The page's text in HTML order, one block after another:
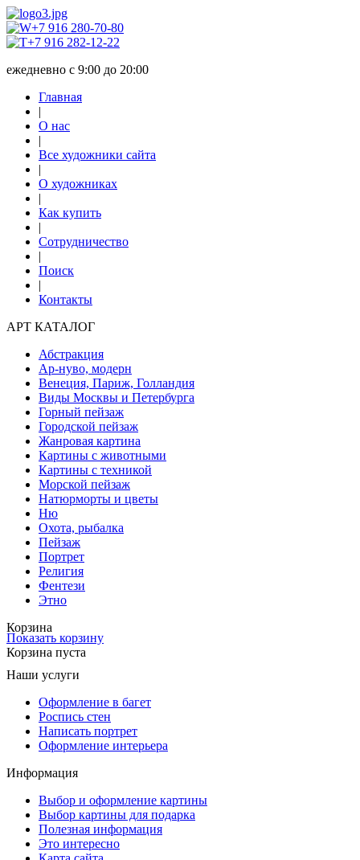
+7 916 280-70-80
+7 916 282-12-22
ежедневно с 9:00 до 20:00
Главная
|
О нас
|
Все художники сайта
|
О художниках
|
Как купить
|
Сотрудничество
|
Поиск
|
Контакты
АРТ КАТАЛОГ
Абстракция
Ар-нуво, модерн
Венеция, Париж, Голландия
Виды Москвы и Петербурга
Горный пейзаж
Городской пейзаж
Жанровая картина
Картины с животными
Картины с техникой
Морской пейзаж
Натюрморты и цветы
Ню
Охота, рыбалка
Пейзаж
Портрет
Религия
Фентези
Этно
Корзина
Показать корзину
Корзина пуста
Наши услуги
Оформление в багет
Роспись стен
Написать портрет
Оформление интерьера
Информация
Выбор и оформление картины
Выбор картины для подарка
Полезная информация
Это интересно